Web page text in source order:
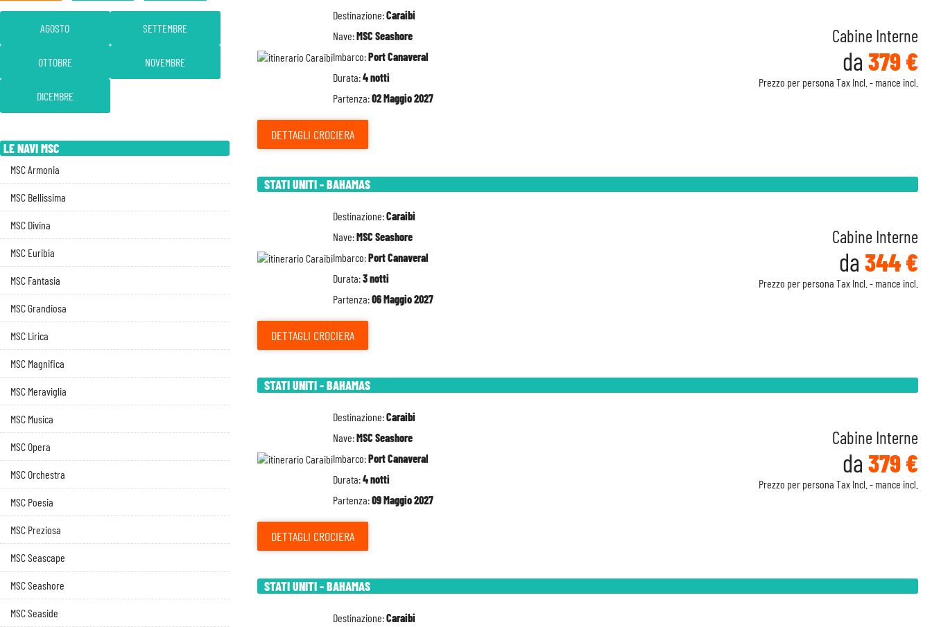
Destinazione:Caraibi
Nave:MSC Seashore
Imbarco:Port Canaveral
Durata:4 notti
Partenza:02 Maggio 2027
Cabine Interne
da 379 €
Prezzo per persona Tax Incl. - mance incl.
DETTAGLI CROCIERA
STATI UNITI - BAHAMAS
Destinazione:Caraibi
Nave:MSC Seashore
Imbarco:Port Canaveral
Durata:3 notti
Partenza:06 Maggio 2027
Cabine Interne
da 344 €
Prezzo per persona Tax Incl. - mance incl.
DETTAGLI CROCIERA
STATI UNITI - BAHAMAS
Destinazione:Caraibi
Nave:MSC Seashore
Imbarco:Port Canaveral
Durata:4 notti
Partenza:09 Maggio 2027
Cabine Interne
da 379 €
Prezzo per persona Tax Incl. - mance incl.
DETTAGLI CROCIERA
STATI UNITI - BAHAMAS
Destinazione:Caraibi
AGOSTO SETTEMBRE
OTTOBRE NOVEMBRE
DICEMBRE
LE NAVI MSC
MSC Armonia
MSC Bellissima
MSC Divina
MSC Euribia
MSC Fantasia
MSC Grandiosa
MSC Lirica
MSC Magnifica
MSC Meraviglia
MSC Musica
MSC Opera
MSC Orchestra
MSC Poesia
MSC Preziosa
MSC Seascape
MSC Seashore
MSC Seaside